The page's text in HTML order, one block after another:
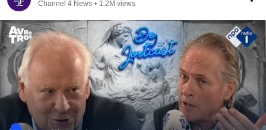
Channel 4 News • 1.2M views